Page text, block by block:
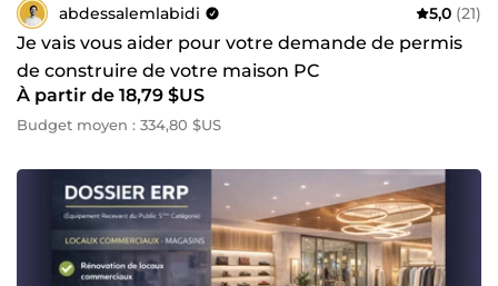
abdessalemlabidi 5,0 (21)
Je vais vous aider pour votre demande de permis
de construire de votre maison PC
À partir de 18,79 $US
Budget moyen : 334,80 $US